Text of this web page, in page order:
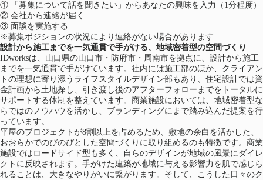
①
「募集について話を聞きたい」からあなたの興味を入力（1分程度）
② 会社から連絡が届く
③ 面談を実施する
※募集ポジションの状況により連絡がない場合があります
設計から施工までを一気通貫で手がける、地域密着型の空間づくり
IDworksは、山口県の山口市・防府市・周南市を拠点に、設計から施工
までを一気通貫で手がけています。社内には施工部のほか、クライアン
トの理想に寄り添うライフスタイルデザイン部もあり、住宅設計では資
金計画から土地探し、引き渡し後のアフターフォローまでをトータルに
サポートする体制を整えています。商業施設においては、地域密着型な
らではのノウハウを活かし、ブランディングにまで踏み込んだ提案を行
っています。
平屋のプロジェクトが8割以上を占めるため、敷地の余白を活かした、
おおらかでのびのびとした空間づくりに取り組めるのも特徴です。商業
施設ではロードサイド型も多く、自らのデザインが地域の風景にダイレ
クトに反映されます。手がけた建築が地域に与える影響力を肌で感じら
れることは、大きなやりがいに繋がります。そして、こうした日々のク